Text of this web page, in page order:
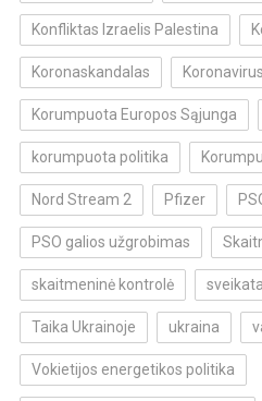
Konfliktas Izraelis Palestina
Koronaskandalas
Korumpuota Europos Sąjunga
korumpuota politika
Nord Stream 2 Pfizer
PSO galios užgrobimas
skaitmeninė kontrolė sveikata
Taika Ukrainoje ukraina
Vokietijos energetikos politika